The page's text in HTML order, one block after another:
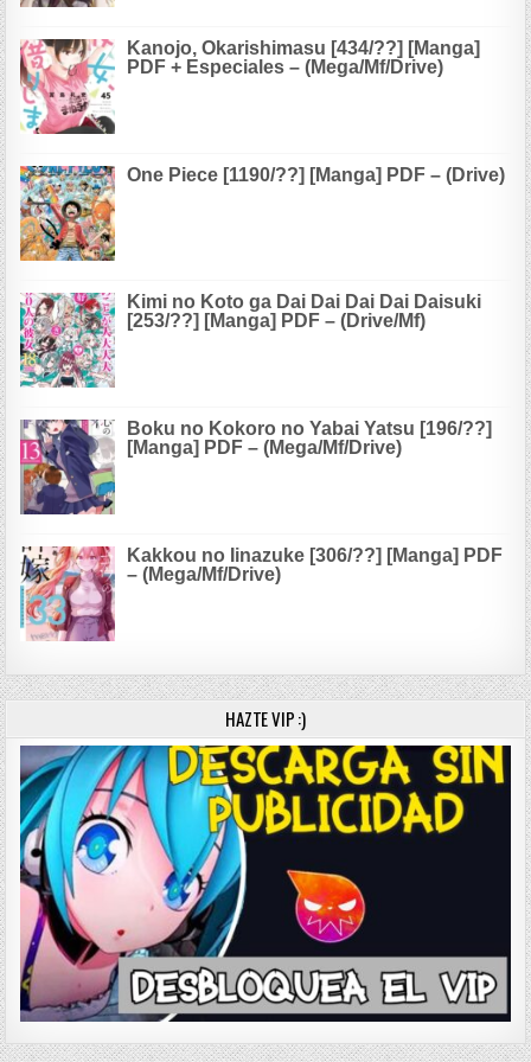
Kanojo, Okarishimasu [434/??] [Manga]
PDF + Especiales – (Mega/Mf/Drive)
One Piece [1190/??] [Manga] PDF – (Drive)
Kimi no Koto ga Dai Dai Dai Dai Daisuki
[253/??] [Manga] PDF – (Drive/Mf)
Boku no Kokoro no Yabai Yatsu [196/??]
[Manga] PDF – (Mega/Mf/Drive)
Kakkou no Iinazuke [306/??] [Manga] PDF
– (Mega/Mf/Drive)
HAZTE VIP :)